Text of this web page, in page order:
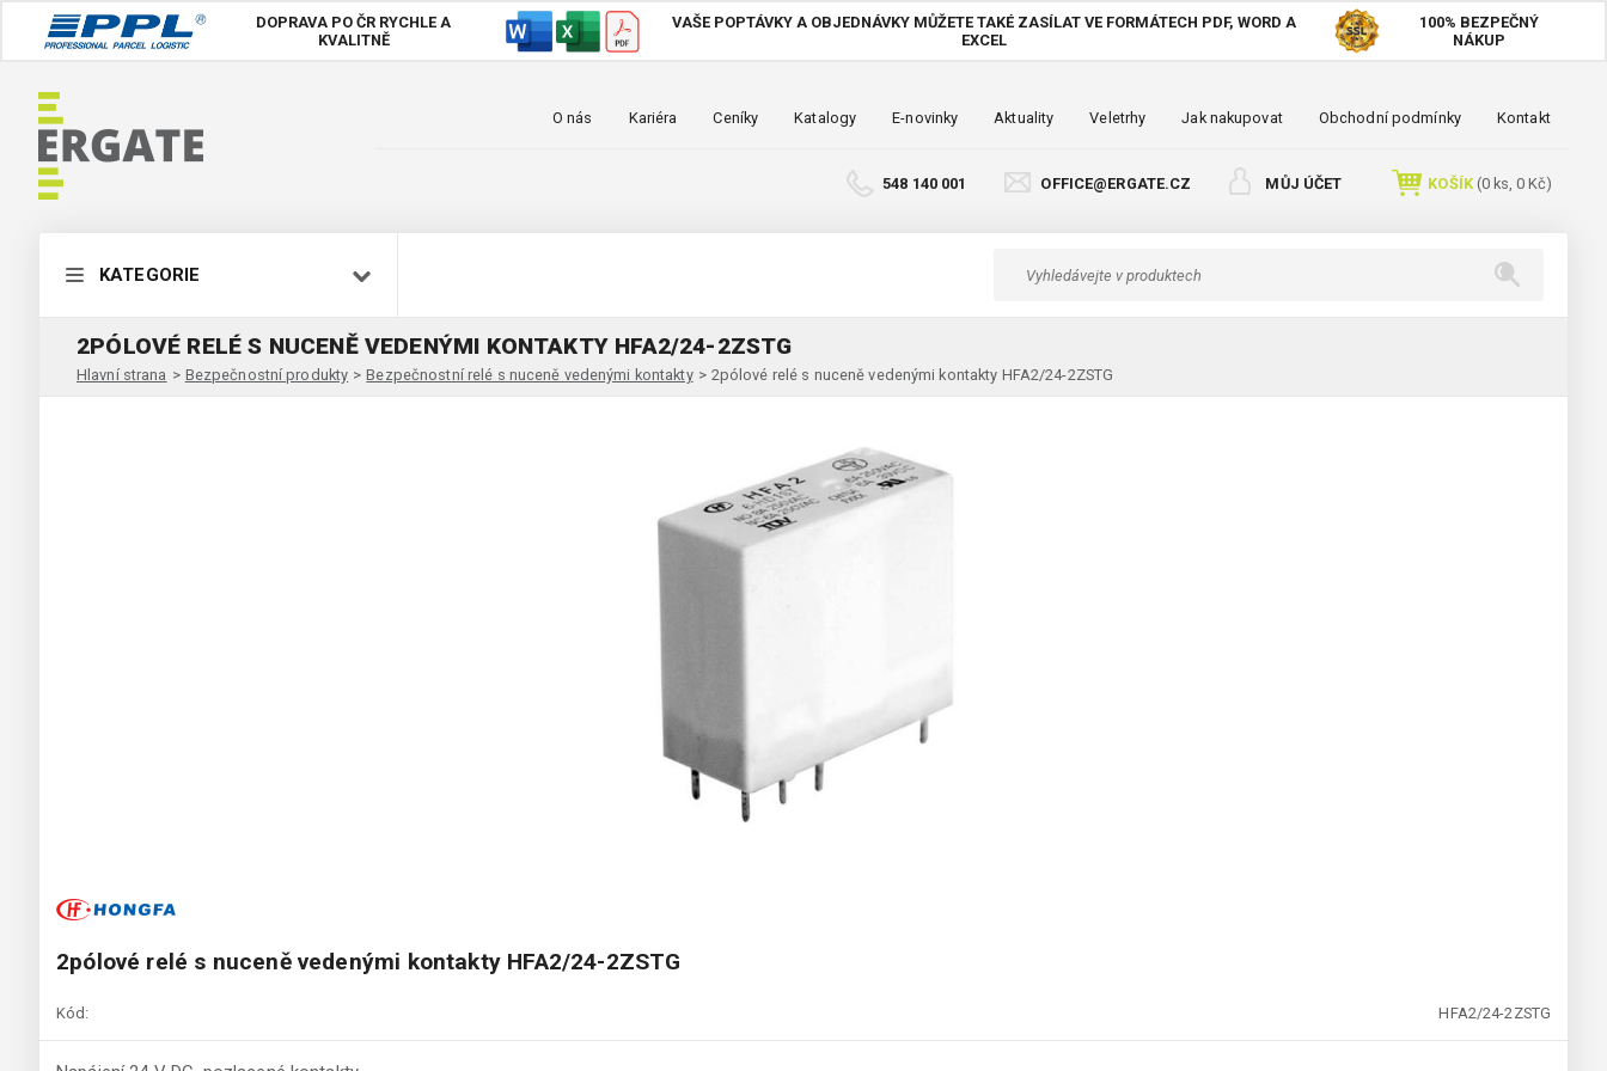
DOPRAVA PO ČR RYCHLE A
KVALITNĚ
VAŠE POPTÁVKY A OBJEDNÁVKY MŮŽETE TAKÉ ZASÍLAT VE FORMÁTECH PDF, WORD A
EXCEL
100% BEZPEČNÝ
NÁKUP
O nás Kariéra Ceníky Katalogy E-novinky Aktuality Veletrhy Jak nakupovat Obchodní podmínky Kontakt
548 140 001 OFFICE@ERGATE.CZ MŮJ ÚČET KOŠÍK(0ks, 0 Kč)
KATEGORIE
2PÓLOVÉ RELÉ S NUCENĚ VEDENÝMI KONTAKTY HFA2/24-2ZSTG
Hlavní strana > Bezpečnostní produkty > Bezpečnostní relé s nuceně vedenými kontakty > 2pólové relé s nuceně vedenými kontakty HFA2/24-2ZSTG
2pólové relé s nuceně vedenými kontakty HFA2/24-2ZSTG
Kód: HFA2/24-2ZSTG